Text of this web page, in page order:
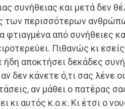
συνήθειας και μετά δεν
των περισσότερων
φτιαγμένα από συνήθειες
Πιθανώς κι
ήδη αποκτήσει δεκάδες
δεν κάνετε ό,τι σας λένε
αν μάθει ο πατέρας
κι αυτός κ.ο.κ. Κι έτσι ο